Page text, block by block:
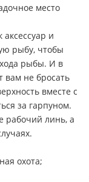
место
и
рыбу, чтобы
рыбы. И в
вам не бросать
вместе с
за гарпуном.
рабочий линь, а
охота;